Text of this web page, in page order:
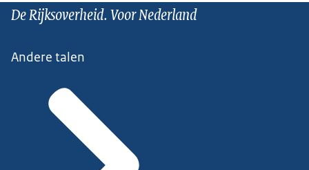
De Rijksoverheid. Voor Nederland
Andere talen